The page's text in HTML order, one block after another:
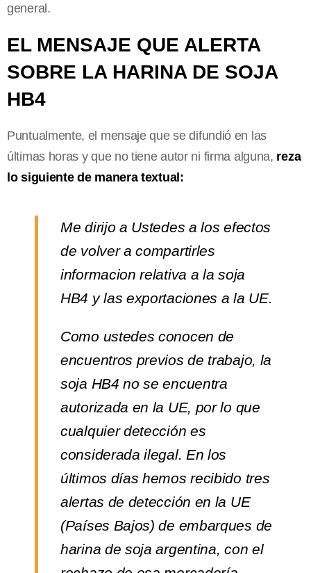
general.
EL MENSAJE QUE ALERTA
SOBRE LA HARINA DE SOJA
HB4
Puntualmente, el mensaje que se difundió en las
últimas horas y que no tiene autor ni firma alguna, reza
lo siguiente de manera textual:
Me dirijo a Ustedes a los efectos
de volver a compartirles
informacion relativa a la soja
HB4 y las exportaciones a la UE.
Como ustedes conocen de
encuentros previos de trabajo, la
soja HB4 no se encuentra
autorizada en la UE, por lo que
cualquier detección es
considerada ilegal. En los
últimos días hemos recibido tres
alertas de detección en la UE
(Países Bajos) de embarques de
harina de soja argentina, con el